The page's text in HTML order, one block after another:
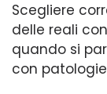
Scegliere
delle reali
quando si
con